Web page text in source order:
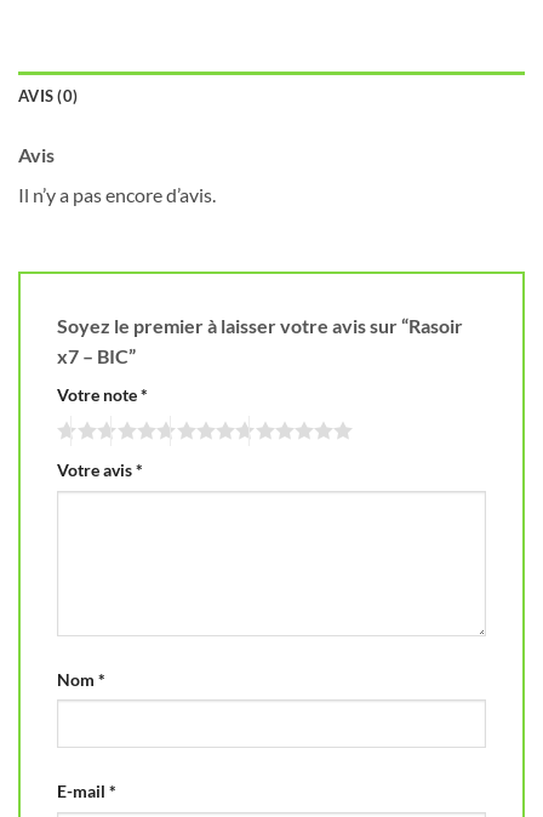
AVIS (0)
Avis
Il n’y a pas encore d’avis.
Soyez le premier à laisser votre avis sur “Rasoir
x7 – BIC”
Votre note*
Votre avis*
Nom *
E-mail *